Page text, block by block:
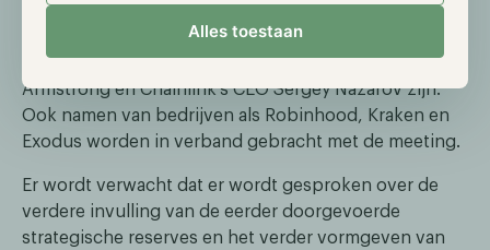
Alles toestaan
de Verenigde Staten “de crypto-hoofdstad van de
wereld te worden.” Aanwezigen zullen onder andere
Strategy’s Michael Saylor, Coinbase CEO Brian
Armstrong en Chainlink’s CEO Sergey Nazarov zijn.
Ook namen van bedrijven als Robinhood, Kraken en
Exodus worden in verband gebracht met de meeting.
Er wordt verwacht dat er wordt gesproken over de
verdere invulling van de eerder doorgevoerde
strategische reserves en het verder vormgeven van